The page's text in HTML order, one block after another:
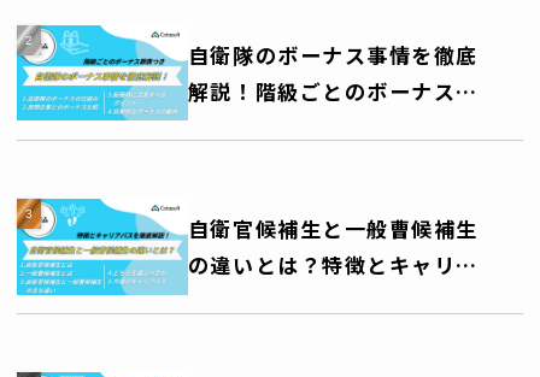
自衛隊のボーナス事情を徹底
解説！階級ごとのボーナス額
一覧表つき
自衛官候補生と一般曹候補生
の違いとは？特徴とキャリア
パスを徹底解説！